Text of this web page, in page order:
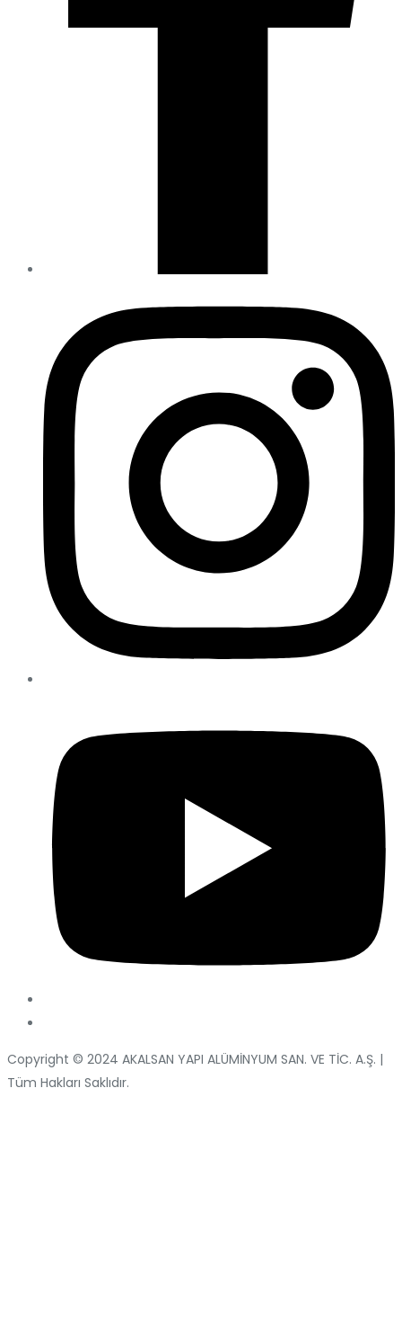
Copyright © 2024 AKALSAN YAPI ALÜMİNYUM SAN. VE TİC. A.Ş. |
Tüm Hakları Saklıdır.